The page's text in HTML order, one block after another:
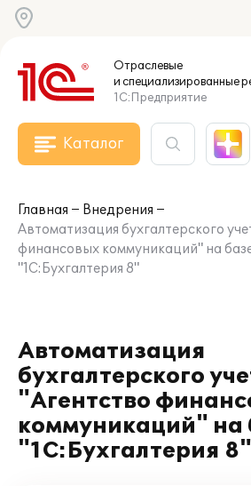
Отраслевые
и специализированные
1С:Предприятие
Каталог
Главная
Внедрения
Автоматизация бухгалтерского
финансовых коммуникаций" на
"1С:Бухгалтерия 8"
Автоматизация
бухгалтерского
"Агентство
коммуникаций" на
"1С:Бухгалтерия 8"